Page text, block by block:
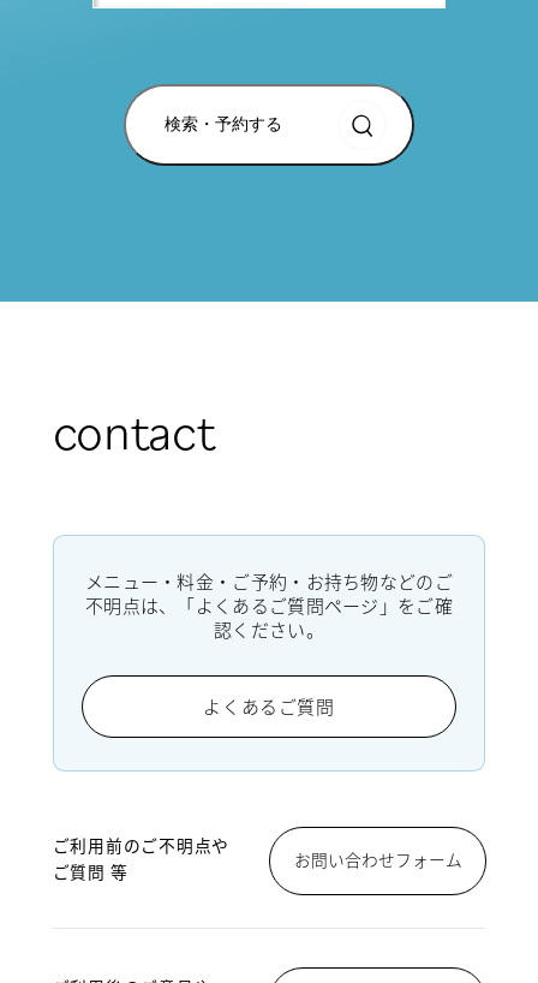
検索・予約する
contact
メニュー・料金・ご予約・お持ち物などのご
不明点は、「よくあるご質問ページ」をご確
認ください。
よくあるご質問
ご利用前のご不明点や
ご質問 等
お問い合わせフォーム